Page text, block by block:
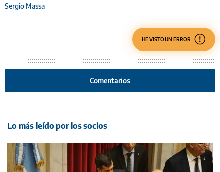
Sergio Massa
HE VISTO UN ERROR
Comentarios
Lo más leído por los socios